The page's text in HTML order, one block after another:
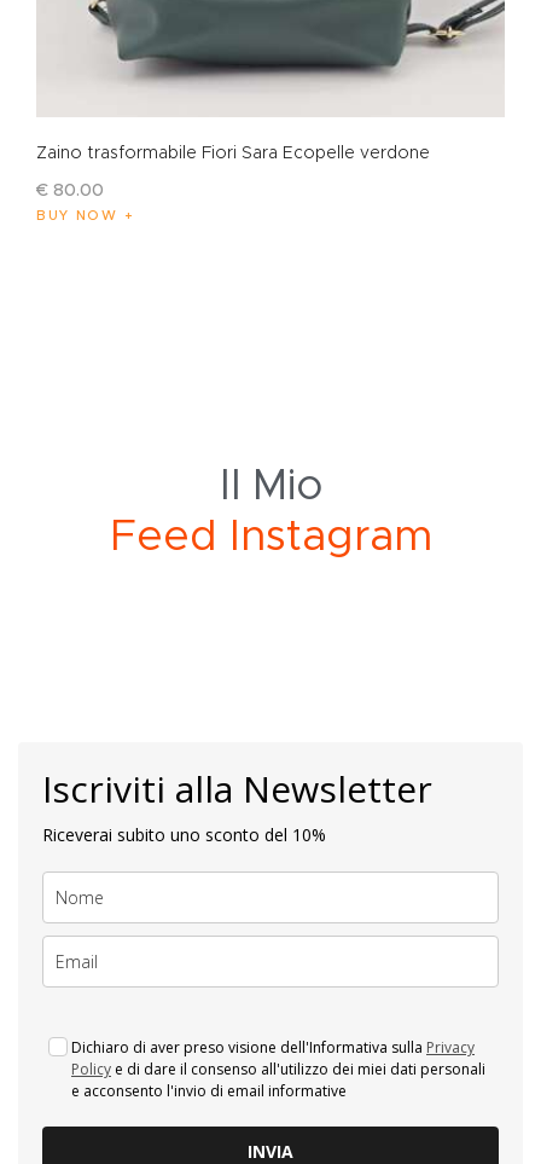
Zaino trasformabile Fiori Sara Ecopelle verdone
€ 80.00
BUY NOW
Il Mio
F ed Instagram
Iscriviti alla Newsletter
Riceverai subito uno sconto del 10%
Dichiaro di aver preso visione dell'Informativa sulla Privacy
Policy e di dare il consenso all'utilizzo dei miei dati personali
e acconsento l'invio di email informative
INVIA